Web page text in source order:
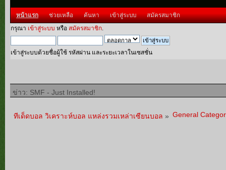
หน้าแรก ช่วยเหลือ ค้นหา เข้าสู่ระบบ สมัครสมาชิก
กรุณา เข้าสู่ระบบ หรือ สมัครสมาชิก.
เข้าสู่ระบบด้วยชื่อผู้ใช้ รหัสผ่าน และระยะเวลาในเซสชั่น
ข่าว: SMF - Just Installed!
ทีเด็ดบอล วิเคราะห์บอล แหล่งรวมเหล่าเซียนบอล » General